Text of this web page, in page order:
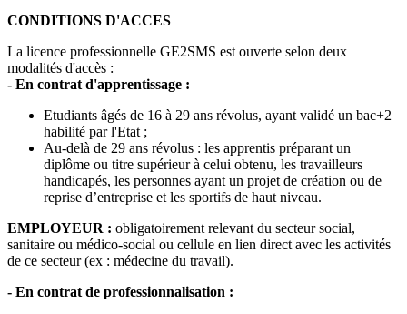
CONDITIONS D'ACCES
La licence professionnelle GE2SMS est ouverte selon deux
modalités d'accès :
- En contrat d'apprentissage :
Etudiants âgés de 16 à 29 ans révolus, ayant validé un bac+2
habilité par l'Etat ;
Au-delà de 29 ans révolus : les apprentis préparant un
diplôme ou titre supérieur à celui obtenu, les travailleurs
handicapés, les personnes ayant un projet de création ou de
reprise d’entreprise et les sportifs de haut niveau.
EMPLOYEUR : obligatoirement relevant du secteur social,
sanitaire ou médico-social ou cellule en lien direct avec les activités
de ce secteur (ex : médecine du travail).
- En contrat de professionnalisation :